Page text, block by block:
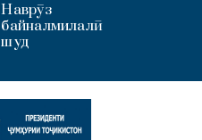
Наврӯз
байналмилалӣ
шуд